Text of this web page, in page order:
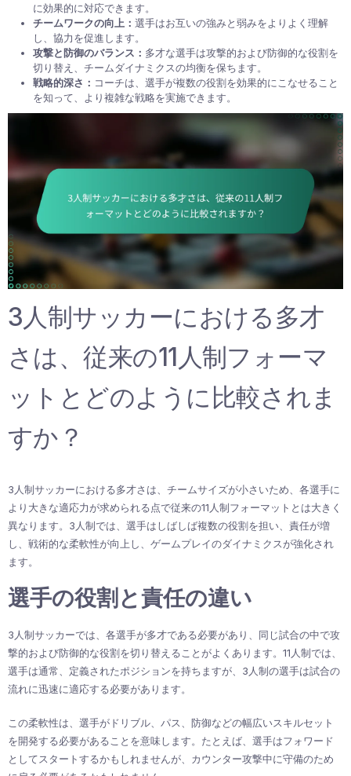
に効果的に対応できます。
チームワークの向上： 選手はお互いの強みと弱みをよりよく理解
し、協力を促進します。
攻撃と防御のバランス： 多才な選手は攻撃的および防御的な役割を
切り替え、チームダイナミクスの均衡を保ちます。
戦略的深さ： コーチは、選手が複数の役割を効果的にこなせること
を知って、より複雑な戦略を実施できます。
3人制サッカーにおける多才
さは、従来の11人制フォーマ
ットとどのように比較されま
すか？
3人制サッカーにおける多才さは、チームサイズが小さいため、各選手に
より大きな適応力が求められる点で従来の11人制フォーマットとは大きく
異なります。3人制では、選手はしばしば複数の役割を担い、責任が増
し、戦術的な柔軟性が向上し、ゲームプレイのダイナミクスが強化され
ます。
選手の役割と責任の違い
3人制サッカーでは、各選手が多才である必要があり、同じ試合の中で攻
撃的および防御的な役割を切り替えることがよくあります。11人制では、
選手は通常、定義されたポジションを持ちますが、3人制の選手は試合の
流れに迅速に適応する必要があります。
この柔軟性は、選手がドリブル、パス、防御などの幅広いスキルセット
を開発する必要があることを意味します。たとえば、選手はフォワード
としてスタートするかもしれませんが、カウンター攻撃中に守備のため